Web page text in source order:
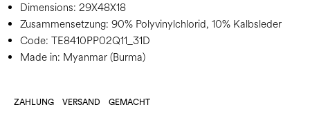
Dimensions: 29X48X18
Zusammensetzung: 90% Polyvinylchlorid, 10% Kalbsleder
Code: TE8410PP02Q11_31D
Made in: Myanmar (Burma)
ZAHLUNG VERSAND GEMACHT